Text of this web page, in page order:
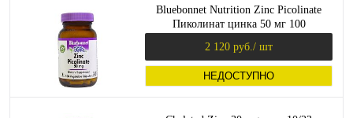
Bluebonnet Nutrition Zinc Picolinate
Пиколинат цинка 50 мг 100
2 120 руб. / шт
НЕДОСТУПНО